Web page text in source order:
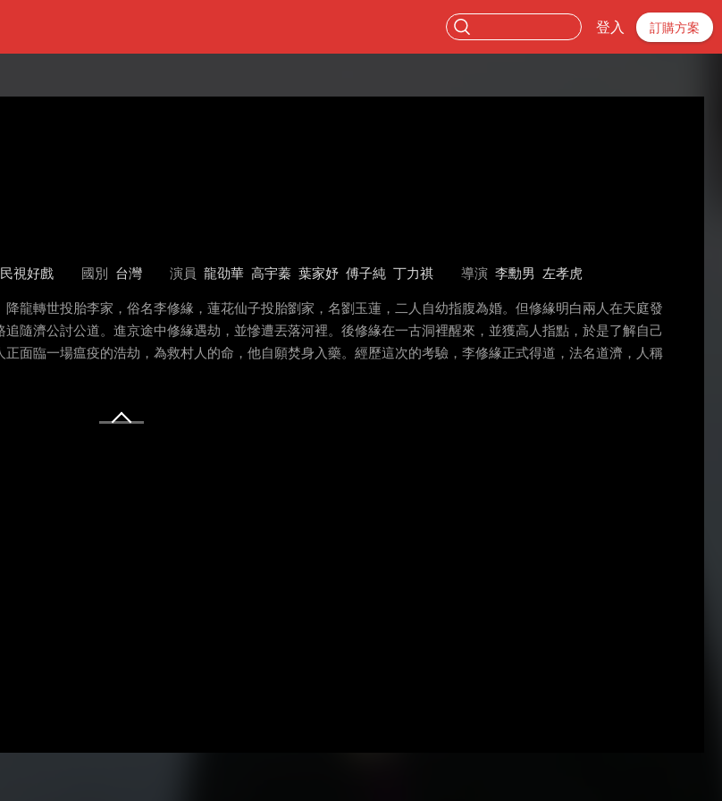
登入 訂購方案
民視好戲 國別 台灣 演員 龍劭華 高宇蓁 葉家妤 傅子純 丁力祺 導演 李勳男 左孝虎
龍轉世投胎李家，俗名李修緣，蓮花仙子投胎劉家，名劉玉蓮，二人自幼指腹為婚。但修緣明白兩人在天庭發
隨濟公討公道。進京途中修緣遇劫，並慘遭丟落河裡。後修緣在一古洞裡醒來，並獲高人指點，於是了解自己
面臨一場瘟疫的浩劫，為救村人的命，他自願焚身入藥。經歷這次的考驗，李修緣正式得道，法名道濟，人稱